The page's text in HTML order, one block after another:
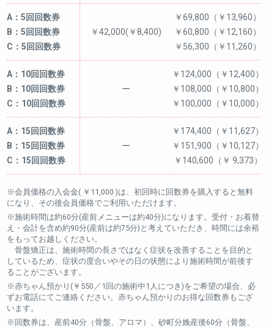
A：5回回数券
B：5回回数券
C：5回回数券
￥42,000(￥8,400)
￥69,800（￥13,960）
￥60,800（￥12,160）
￥56,300（￥11,260）
A：10回回数券
B：10回回数券
C：10回回数券
ー
￥124,000（￥12,400）
￥108,000（￥10,800）
￥100,000（￥10,000）
A：15回回数券
B：15回回数券
C：15回回数券
ー
￥174,400（￥11,627）
￥151,900（￥10,127）
￥140,600（￥ 9,373）
※会員価格の入会金( ￥11,000 )は、初回時に回数券を購入すると無料
になり、その後会員価格でご利用いただけます。
※施術時間は約60分(産前メニューは約40分)になります。受付・お着替
え・会計を含め約90分(産前は約75分)と考えていただき、時間には余裕
をもってお越しください。
骨盤矯正は、施術時間の長さではなく症状を改善することを目的と
しているため、症状の度合いやその日の状態により施術時間が前後す
ることがございます。
※赤ちゃん預かり(￥550／1回の施術中1人につき)をご希望の場合、必
ずお電話にてご連絡ください。赤ちゃん預かりのお得な回数券もござ
います。
※回数券は、産前40分（骨盤、アロマ）、砂町分娩産後60分（骨盤、